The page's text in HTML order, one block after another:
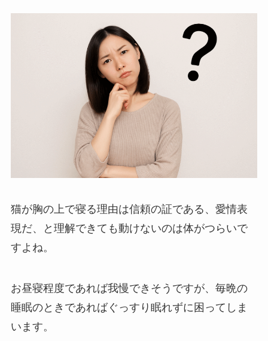
猫が胸の上で寝る理由は信頼の証である、愛情表
現だ、と理解できても動けないのは体がつらいで
すよね。
お昼寝程度であれば我慢できそうですが、毎晩の
睡眠のときであればぐっすり眠れずに困ってしま
います。